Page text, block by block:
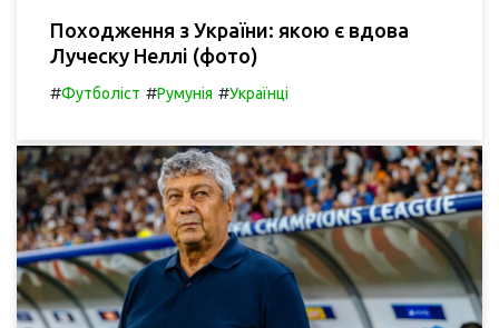
Походження з України: якою є вдова
Луческу Неллі (фото)
#Футболіст #Румунія #Українці